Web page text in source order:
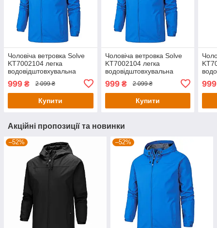
Чоловіча ветровка Solve
KT7002104 легка
водовідштовхувальна
куртка для весни та осені
Синя - розмір S
999 ₴ 2 099 ₴
Купити
Чоловіча ветровка Solve
KT7002104 легка
водовідштовхувальна
куртка для весни та осені
Синя - розмір XS
999₴ 2 099 ₴
Купити
999
Акційні пропозиції та новинки
–52% –52%